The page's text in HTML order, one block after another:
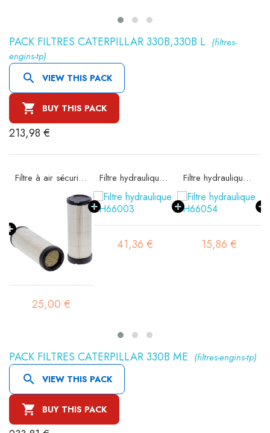
PACK FILTRES CATERPILLAR 330B,330B L (filtres-
engins-tp)
 VIEW THIS PACK
 BUY THIS PACK
213,98 €
Filtre à air sécurité SA16016
25,00 €
Filtre hydraulique SH66003
41,36 €
Filtre hydraulique SH66054
15,86 €
PACK FILTRES CATERPILLAR 330B ME (filtres-engins-tp)
 VIEW THIS PACK
 BUY THIS PACK